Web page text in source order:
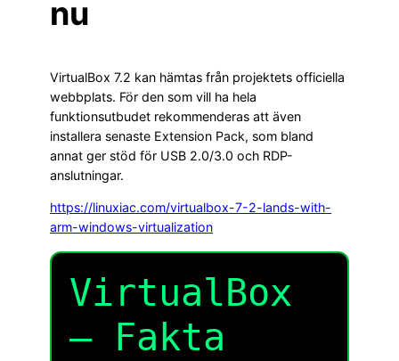
nu
VirtualBox 7.2 kan hämtas från projektets officiella
webbplats. För den som vill ha hela
funktionsutbudet rekommenderas att även
installera senaste Extension Pack, som bland
annat ger stöd för USB 2.0/3.0 och RDP-
anslutningar.
https://linuxiac.com/virtualbox-7-2-lands-with-
arm-windows-virtualization
VirtualBox
– Fakta